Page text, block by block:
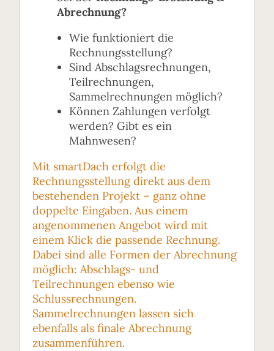
Abrechnung?
Wie funktioniert die
Rechnungsstellung?
Sind Abschlagsrechnungen,
Teilrechnungen,
Sammelrechnungen möglich?
Können Zahlungen verfolgt
werden? Gibt es ein
Mahnwesen?
Mit smartDach erfolgt die
Rechnungsstellung direkt aus dem
bestehenden Projekt – ganz ohne
doppelte Eingaben. Aus einem
angenommenen Angebot wird mit
einem Klick die passende Rechnung.
Dabei sind alle Formen der Abrechnung
möglich: Abschlags- und
Teilrechnungen ebenso wie
Schlussrechnungen.
Sammelrechnungen lassen sich
ebenfalls als finale Abrechnung
zusammenführen.